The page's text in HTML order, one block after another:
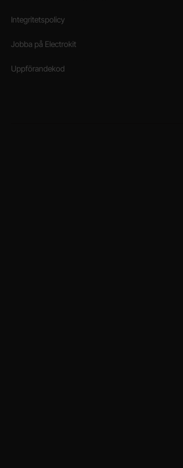
Integritetspolicy
Jobba på Electrokit
Uppförandekod